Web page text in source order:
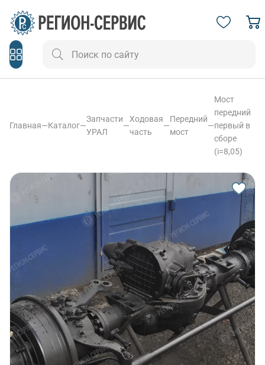
Главная—Каталог—
Запчасти
УРАЛ
—
Ходовая
часть
—
Передний
мост
—
Мост
передний
первый в
сборе
(i=8,05)